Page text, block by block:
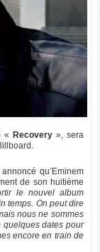
«Recovery », sera
annoncé qu’Eminem
de son huitième
le nouvel album
temps. On peut dire
nous ne sommes
quelques dates pour
encore en train de